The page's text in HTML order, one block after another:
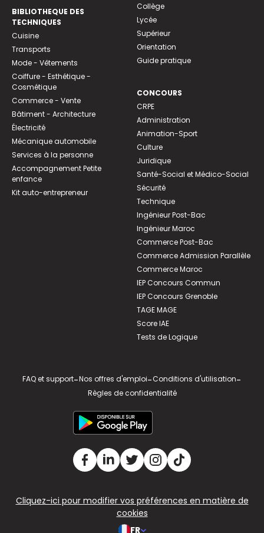
BIBLIOTHEQUE DES
TECHNIQUES
Cuisine
Transports
Mode - Vêtements
Coiffure - Esthétique -
Cosmétique
Commerce - Vente
Bâtiment - Architecture
Électricité
Mécanique automobile
Services à la personne
Accompagnement Petite
enfance
Kit auto-entrepreneur
Collège
Lycée
Supérieur
Orientation
Guide pratique
CONCOURS
CRPE
Administration
Animation-Sport
Culture
Juridique
Santé-Social et Médico-Social
Sécurité
Technique
Ingénieur Post-Bac
Ingénieur Maroc
Commerce Post-Bac
Commerce Admission Parallèle
Commerce Maroc
IEP Concours Commun
IEP Concours Grenoble
TAGE MAGE
Score IAE
Tests de Logique
FAQ et support-Nos offres d'emploi-Conditions d'utilisation-
Règles de confidentialité
Cliquez-ici pour modifier vos préférences en matière de
cookies
FR